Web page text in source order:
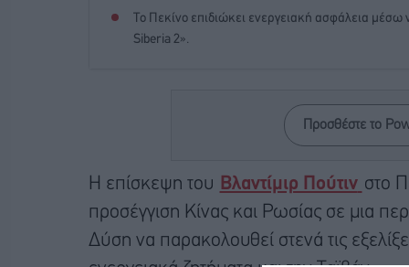
Το Πεκίνο επιδιώκει ενεργειακή ασφάλεια
Siberia 2».
Προσθέστε το
Η επίσκεψη του Βλαντίμιρ Πούτιν στο
προσέγγιση Κίνας και Ρωσίας σε μια
Δύση να παρακολουθεί στενά τις